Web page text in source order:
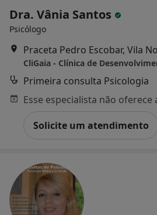
Dra. Vânia Santos
Psicólogo
Praceta Pedro Escobar, Vila
CliGaia - Clínica de
Primeira consulta Psicologia
Solicite um atendimento